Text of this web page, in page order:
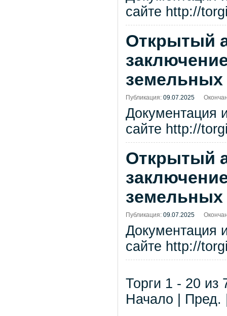
сайте http://
Открытый
земельных
Публикация: 09.07.2025
Документация
сайте http://
Открытый
земельных
Публикация: 09.07.2025
Документация
сайте http://
Торги 1 - 20 из
Начало |